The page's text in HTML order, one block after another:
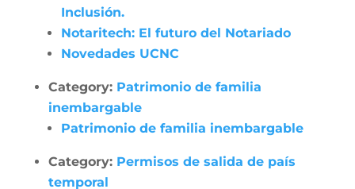
Inclusión.
Notaritech: El futuro del Notariado
Novedades UCNC
Category: Patrimonio de familia
inembargable
Patrimonio de familia inembargable
Category: Permisos de salida de país
temporal